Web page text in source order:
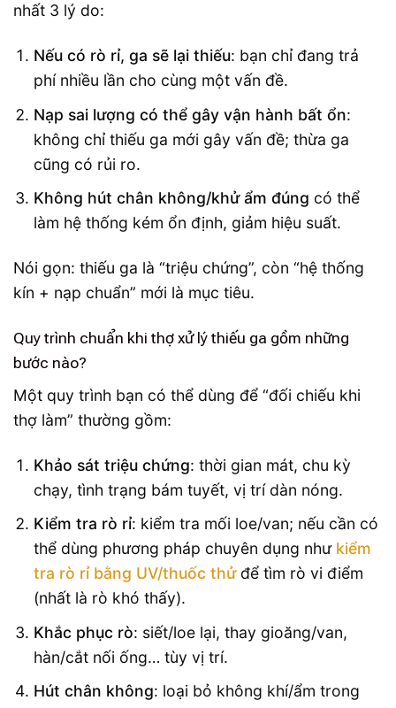
nhất 3 lý do:
Nếu có rò rỉ, ga sẽ lại thiếu: bạn chỉ đang trả
phí nhiều lần cho cùng một vấn đề.
Nạp sai lượng có thể gây vận hành bất ổn:
không chỉ thiếu ga mới gây vấn đề; thừa ga
cũng có rủi ro.
Không hút chân không/khử ẩm đúng có thể
làm hệ thống kém ổn định, giảm hiệu suất.
Nói gọn: thiếu ga là “triệu chứng”, còn “hệ thống
kín + nạp chuẩn” mới là mục tiêu.
Quy trình chuẩn khi thợ xử lý thiếu ga gồm những
bước nào?
Một quy trình bạn có thể dùng để “đối chiếu khi
thợ làm” thường gồm:
Khảo sát triệu chứng: thời gian mát, chu kỳ
chạy, tình trạng bám tuyết, vị trí dàn nóng.
Kiểm tra rò rỉ: kiểm tra mối loe/van; nếu cần có
thể dùng phương pháp chuyên dụng như kiểm
tra rò rỉ bằng UV/thuốc thửđể tìm rò vi điểm
(nhất là rò khó thấy).
Khắc phục rò: siết/loe lại, thay gioăng/van,
hàn/cắt nối ống… tùy vị trí.
Hút chân không: loại bỏ không khí/ẩm trong